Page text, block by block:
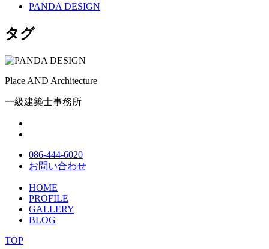
PANDA DESIGN
タグ
Place AND Architecture
一級建築士事務所
086-444-6020
お問い合わせ
HOME
PROFILE
GALLERY
BLOG
TOP